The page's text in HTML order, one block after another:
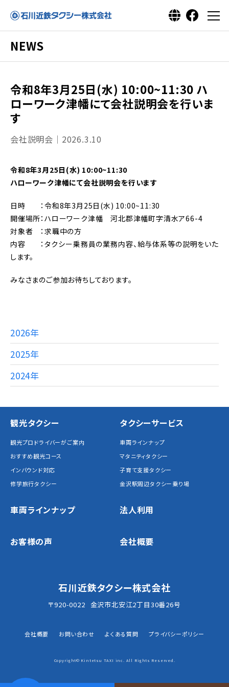
NEWS
令和8年3月25日(水) 10:00~11:30 ハ
ローワーク津幡にて会社説明会を行いま
す
会社説明会｜2026.3.10
令和8年3月25日(水) 10:00~11:30
ハローワーク津幡にて会社説明会を行います
日時 ：令和8年3月25日(水) 10:00~11:30
開催場所：ハローワーク津幡 河北郡津幡町字清水ア66-4
対象者 ：求職中の方
内容 ：タクシー乗務員の業務内容、給与体系等の説明をいた
します。
みなさまのご参加お待ちしております。
2026年
2025年
2024年
観光タクシー
観光プロドライバーがご案内
おすすめ観光コース
インバウンド対応
修学旅行タクシー
タクシーサービス
車両ラインナップ
マタニティタクシー
子育て支援タクシー
金沢駅周辺タクシー乗り場
車両ラインナップ 法人利用
お客様の声 会社概要
石川近鉄タクシー株式会社
〒920-0022 金沢市北安江2丁目30番26号
会社概要 お問い合わせ よくある質問 プライバシーポリシー
Copyright© Kintetsu TAXI inc. All Rights Reserved.